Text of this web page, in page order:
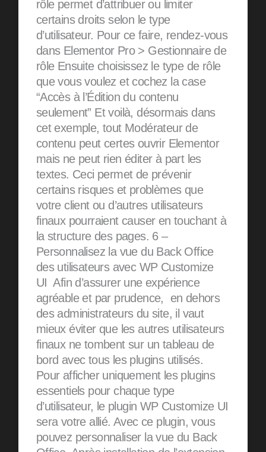
rôle permet d’attribuer ou limiter
certains droits selon le type
d’utilisateur. Pour ce faire, rendez-vous
dans Elementor Pro > Gestionnaire de
rôle Ensuite choisissez le type de rôle
que vous voulez et cochez la case
“Accès à l’Édition du contenu
seulement” Et voilà, désormais dans
cet exemple, tout Modérateur de
contenu peut certes ouvrir Elementor
mais ne peut rien éditer à part les
textes. Ceci permet de prévenir
certains risques et problèmes que
votre client ou d’autres utilisateurs
finaux pourraient causer en touchant à
la structure des pages. 6 –
Personnalisez la vue du Back Office
des utilisateurs avec WP Customize
UI Afin d’assurer une expérience
agréable et par prudence, en dehors
des administrateurs du site, il vaut
mieux éviter que les autres utilisateurs
finaux ne tombent sur un tableau de
bord avec tous les plugins utilisés.
Pour afficher uniquement les plugins
essentiels pour chaque type
d’utilisateur, le plugin WP Customize UI
sera votre allié. Avec ce plugin, vous
pouvez personnaliser la vue du Back